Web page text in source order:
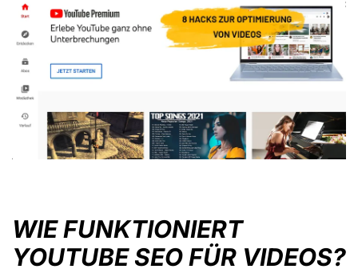
WIE FUNKTIONIERT
YOUTUBE SEO FÜR VIDEOS?